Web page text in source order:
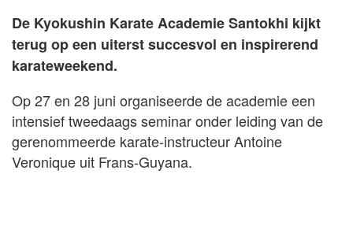
De Kyokushin Karate Academie Santokhi kijkt
terug op een uiterst succesvol en inspirerend
karateweekend.
Op 27 en 28 juni organiseerde de academie een
intensief tweedaags seminar onder leiding van de
gerenommeerde karate-instructeur Antoine
Veronique uit Frans-Guyana.